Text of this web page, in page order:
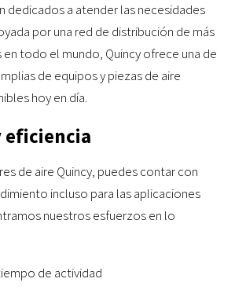
dedicados a atender las necesidades
por una red de distribución de más
en todo el mundo, Quincy ofrece una de
de equipos y piezas de aire
hoy en día.
eficiencia
de aire Quincy, puedes contar con
incluso para las aplicaciones
nuestros esfuerzos en lo
de actividad